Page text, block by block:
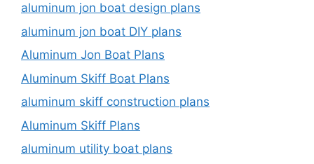
aluminum jon boat design plans
aluminum jon boat DIY plans
Aluminum Jon Boat Plans
Aluminum Skiff Boat Plans
aluminum skiff construction plans
Aluminum Skiff Plans
aluminum utility boat plans